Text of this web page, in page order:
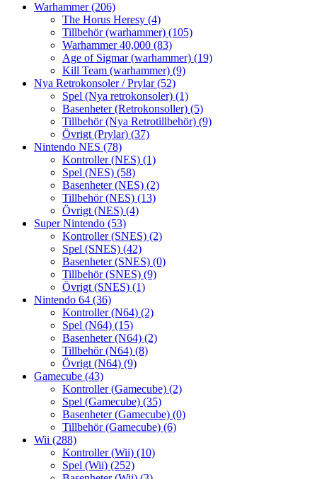
Warhammer(206)
The Horus Heresy (4)
Tillbehör (warhammer) (105)
Warhammer 40,000 (83)
Age of Sigmar (warhammer) (19)
Kill Team (warhammer) (9)
Nya Retrokonsoler / Prylar(52)
Spel (Nya retrokonsoler) (1)
Basenheter (Retrokonsoller) (5)
Tillbehör (Nya Retrotillbehör) (9)
Övrigt (Prylar) (37)
Nintendo NES (78)
Kontroller (NES) (1)
Spel (NES) (58)
Basenheter (NES) (2)
Tillbehör (NES) (13)
Övrigt (NES) (4)
Super Nintendo (53)
Kontroller (SNES) (2)
Spel (SNES) (42)
Basenheter (SNES) (0)
Tillbehör (SNES) (9)
Övrigt (SNES) (1)
Nintendo 64 (36)
Kontroller (N64) (2)
Spel (N64) (15)
Basenheter (N64) (2)
Tillbehör (N64) (8)
Övrigt (N64) (9)
Gamecube (43)
Kontroller (Gamecube) (2)
Spel (Gamecube) (35)
Basenheter (Gamecube) (0)
Tillbehör (Gamecube) (6)
Wii (288)
Kontroller (Wii) (10)
Spel (Wii) (252)